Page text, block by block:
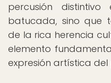
percusión
batucada, sino que
de la rica herencia
elemento
expresión artística